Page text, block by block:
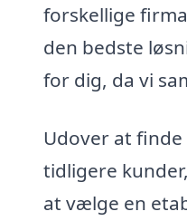
forskellige
den bedste
for dig, da vi
Udover at
tidligere
at vælge en